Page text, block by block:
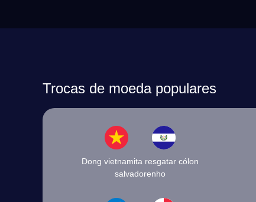
Trocas de moeda populares
Dong vietnamita resgatar cólon
salvadorenho